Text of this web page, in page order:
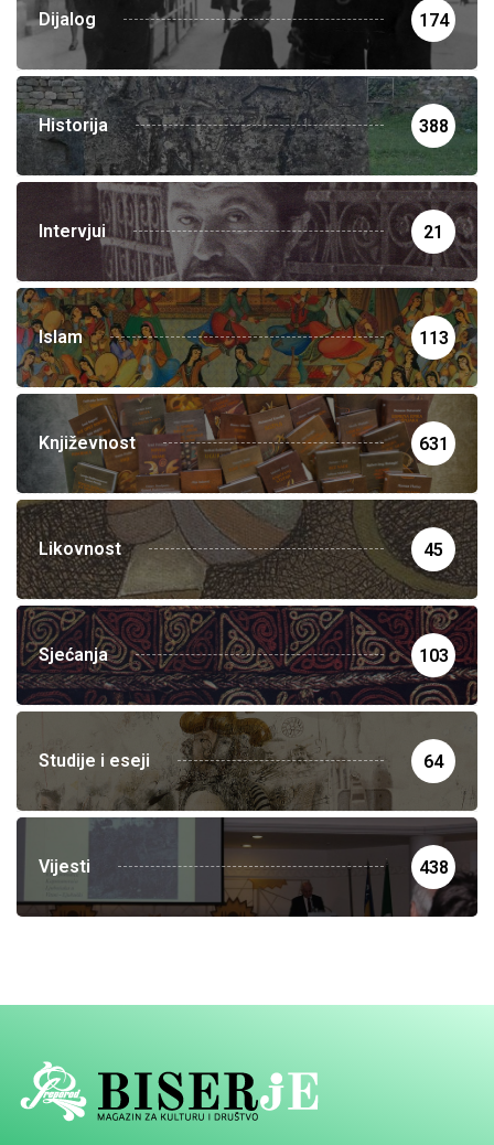
Dijalog 174
Historija 388
Intervjui 21
Islam 113
Književnost 631
Likovnost 45
Sjećanja 103
Studije i eseji 64
Vijesti 438